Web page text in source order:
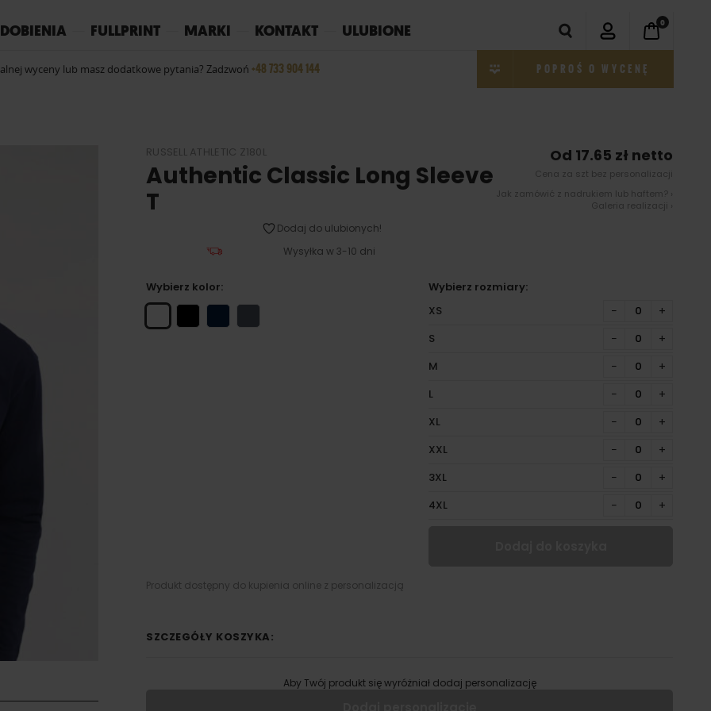
FULLPRINT MARKI KONTAKT ULUBIONE
wyceny lub masz dodatkowe pytania? Zadzwoń +48 733 904 144
0
POPROŚ O WYCENĘ
RUSSELL ATHLETIC Z180L
Authentic Classic Long Sleeve
T
Dodaj do ulubionych!
Wysyłka w 3-10 dni
Od 17.65 zł netto
Cena za szt bez personalizacji
Jak zamówić z nadrukiem lub haftem? ›
Galeria realizacji ›
Wybierz kolor:
Wybierz rozmiary:
XS
− +
S − +
M − +
L − +
XL − +
XXL − +
3XL − +
4XL − +
Produkt dostępny do kupienia online z personalizacją
SZCZEGÓŁY KOSZYKA:
Aby Twój produkt się wyróżniał dodaj personalizację